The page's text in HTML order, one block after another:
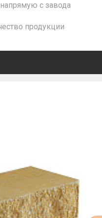
с завода
продукции